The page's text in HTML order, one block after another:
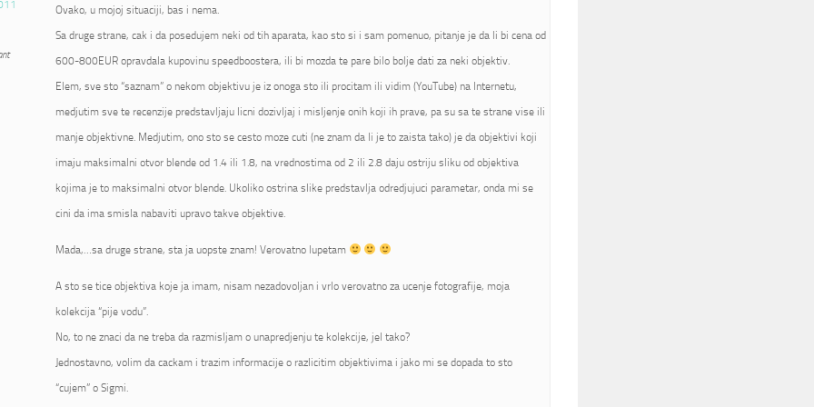
Ovako, u mojoj situaciji, bas i nema.
Sa druge strane, cak i da posedujem neki od tih aparata, kao sto si i sam pomenuo, pitanje je da li bi cena od
600-800EUR opravdala kupovinu speedboostera, ili bi mozda te pare bilo bolje dati za neki objektiv.
Elem, sve sto “saznam” o nekom objektivu je iz onoga sto ili procitam ili vidim (YouTube) na Internetu,
medjutim sve te recenzije predstavljaju licni dozivljaj i misljenje onih koji ih prave, pa su sa te strane vise ili
manje objektivne. Medjutim, ono sto se cesto moze cuti (ne znam da li je to zaista tako) je da objektivi koji
imaju maksimalni otvor blende od 1.4 ili 1.8, na vrednostima od 2 ili 2.8 daju ostriju sliku od objektiva
kojima je to maksimalni otvor blende. Ukoliko ostrina slike predstavlja odredjujuci parametar, onda mi se
cini da ima smisla nabaviti upravo takve objektive.
Mada,…sa druge strane, sta ja uopste znam! Verovatno lupetam
A sto se tice objektiva koje ja imam, nisam nezadovoljan i vrlo verovatno za ucenje fotografije, moja
kolekcija “pije vodu”.
No, to ne znaci da ne treba da razmisljam o unapredjenju te kolekcije, jel tako?
Jednostavno, volim da cackam i trazim informacije o razlicitim objektivima i jako mi se dopada to sto
“cujem” o Sigmi.